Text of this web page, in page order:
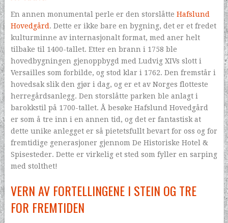
En annen monumental perle er den storslåtte Hafslund
Hovedgård. Dette er ikke bare en bygning, det er et fredet
kulturminne av internasjonalt format, med aner helt
tilbake til 1400-tallet. Etter en brann i 1758 ble
hovedbygningen gjenoppbygd med Ludvig XIVs slott i
Versailles som forbilde, og stod klar i 1762. Den fremstår i
hovedsak slik den gjør i dag, og er et av Norges flotteste
herregårdsanlegg. Den storslåtte parken ble anlagt i
barokkstil på 1700-tallet. Å besøke Hafslund Hovedgård
er som å tre inn i en annen tid, og det er fantastisk at
dette unike anlegget er så pietetsfullt bevart for oss og for
fremtidige generasjoner gjennom De Historiske Hotel &
Spisesteder. Dette er virkelig et sted som fyller en sarping
med stolthet!
VERN AV FORTELLINGENE I STEIN OG TRE
FOR FREMTIDEN